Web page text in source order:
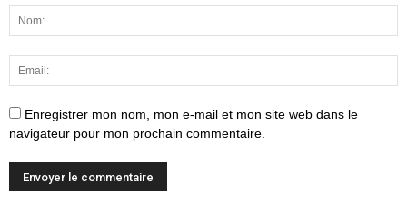
Enregistrer mon nom, mon e-mail et mon site web dans le
navigateur pour mon prochain commentaire.